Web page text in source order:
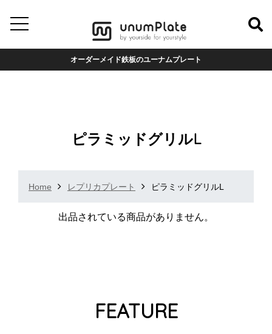
オーダーメイド鉄板のユーナムプレート
ピラミッドグリルL
Home レプリカプレート ピラミッドグリルL
出品されている商品がありません。
FEATURE